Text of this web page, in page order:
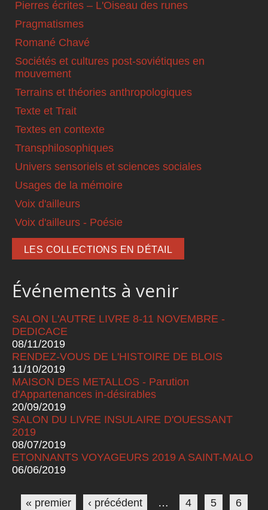
Pierres écrites – L'Oiseau des runes
Pragmatismes
Romané Chavé
Sociétés et cultures post-soviétiques en
mouvement
Terrains et théories anthropologiques
Texte et Trait
Textes en contexte
Transphilosophiques
Univers sensoriels et sciences sociales
Usages de la mémoire
Voix d'ailleurs
Voix d'ailleurs - Poésie
LES COLLECTIONS EN DÉTAIL
Événements à venir
SALON L'AUTRE LIVRE 8-11 NOVEMBRE -
DEDICACE
08/11/2019
RENDEZ-VOUS DE L'HISTOIRE DE BLOIS
11/10/2019
MAISON DES METALLOS - Parution
d'Appartenances in-désirables
20/09/2019
SALON DU LIVRE INSULAIRE D'OUESSANT
2019
08/07/2019
ETONNANTS VOYAGEURS 2019 A SAINT-MALO
06/06/2019
Pages
« premier ‹ précédent … 4 5 6